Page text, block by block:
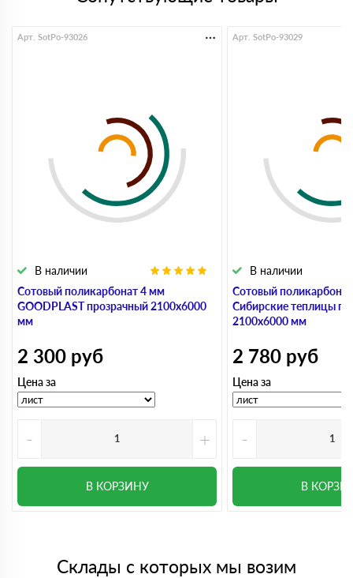
Сотовый поликарбонат 4 мм
GOODPLAST прозрачный 2100х6000
мм
В наличии
Арт. SotPo-93026
2 300 руб
Цена за
- +
В КОРЗИНУ
Сотовый
Сибирские теплицы
2100х6000 мм
В наличии
Арт. SotPo-93029
2 780 руб
Цена за
-
В
Склады с которых мы возим